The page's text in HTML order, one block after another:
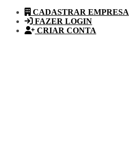
CADASTRAR EMPRESA
FAZER LOGIN
CRIAR CONTA